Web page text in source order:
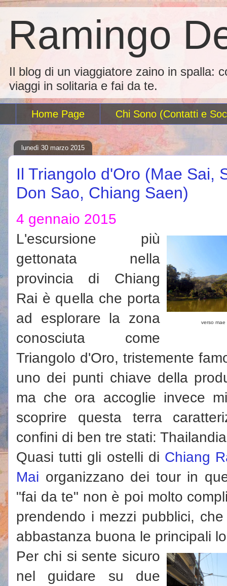
Ramingo
Il blog di un viaggiatore zaino in spalla:
viaggi in solitaria e fai da te.
Home Page Chi Sono (Contatti e
lunedì 30 marzo 2015
Il Triangolo d'Oro (Mae Sai,
Don Sao, Chiang Saen)
4 gennaio 2015
verso mae
L'escursione più
gettonata nella
provincia di Chiang
Rai è quella che porta
ad esplorare la zona
conosciuta come
Triangolo d'Oro, tristemente
uno dei punti chiave della
ma che ora accoglie invece
scoprire questa terra
confini di ben tre stati:
Quasi tutti gli ostelli di Chiang
Mai organizzano dei tour in
"fai da te" non è poi molto
prendendo i mezzi pubblici,
abbastanza buona le principali
Per chi si sente sicuro
nel guidare su due